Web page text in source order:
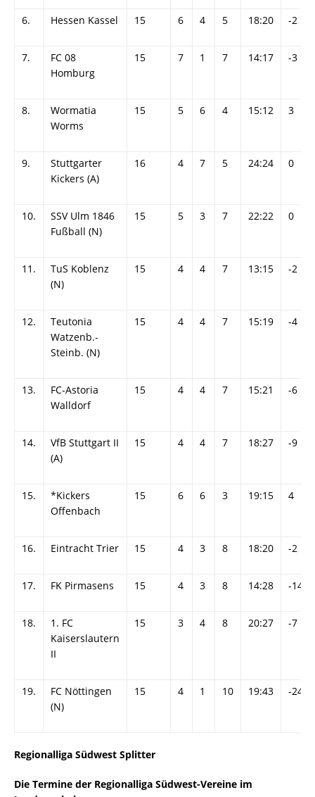
6. Hessen Kassel 15 6 4 5 18:20 -2
7.
FC 08
Homburg
15 7 1 7 14:17 -3
8.
Wormatia
Worms
15 5 6 4 15:12 3
9.
Stuttgarter
Kickers (A)
16 4 7 5 24:24 0
10.
SSV Ulm 1846
Fußball (N)
15 5 3 7 22:22 0
11.
TuS Koblenz
(N)
15 4 4 7 13:15 -2
12.
Teutonia
Watzenb.-
Steinb. (N)
15 4 4 7 15:19 -4
13.
FC-Astoria
Walldorf
15 4 4 7 15:21 -6
14.
VfB Stuttgart II
(A)
15 4 4 7 18:27 -9
15.
*Kickers
Offenbach
15 6 6 3 19:15 4
16. Eintracht Trier 15 4 3 8 18:20 -2
17. FK Pirmasens 15 4 3 8 14:28 -14
18.
1. FC
Kaiserslautern
II
15 3 4 8 20:27 -7
19.
FC Nöttingen
(N)
15 4 1 10 19:43 -24
Regionalliga Südwest Splitter
Die Termine der Regionalliga Südwest-Vereine im